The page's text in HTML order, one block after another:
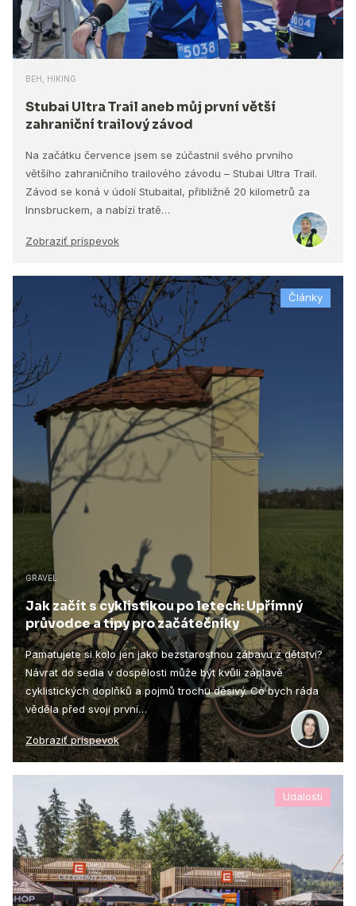
BEH, HIKING
Stubai Ultra Trail aneb můj první větší
zahraniční trailový závod
Na začátku července jsem se zúčastnil svého prvního
většího zahraničního trailového závodu – Stubai Ultra Trail.
Závod se koná v údolí Stubaital, přibližně 20 kilometrů za
Innsbruckem, a nabízí tratě…
Zobraziť príspevok
Články
GRAVEL
Jak začít s cyklistikou po letech: Upřímný
průvodce a tipy pro začátečníky
Pamatujete si kolo jen jako bezstarostnou zábavu z dětství?
Návrat do sedla v dospělosti může být kvůli záplavě
cyklistických doplňků a pojmů trochu děsivý. Co bych ráda
věděla před svojí první…
Zobraziť príspevok
Udalosti